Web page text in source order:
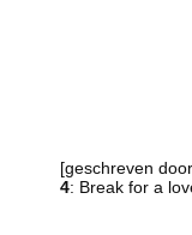
[geschreven
4: Break for a